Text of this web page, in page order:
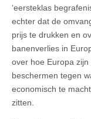
‘eersteklas
echter dat de
prijs te drukken en
banenverlies in
over hoe Europa
beschermen tegen
economisch te
zitten.